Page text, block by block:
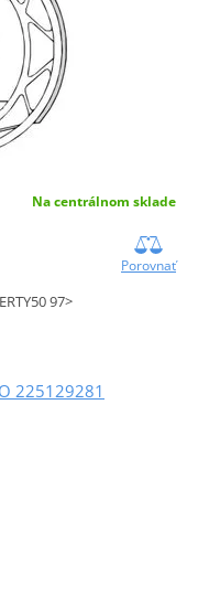
Na centrálnom sklade
Porovnať
97>
225129281